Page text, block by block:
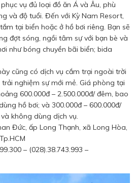
vụ đủ loại đồ ăn Á và Âu, phù
và độ tuổi. Đến với Kỳ Nam Resort,
tại biển hoặc ở hồ bơi riêng. Bạn sẽ
đợt sóng, ngồi tâm sự với bạn bè và
như bóng chuyền bãi biển; bida
cũng có dịch vụ cắm trại ngoài trời
nghiệm sự mới mẻ. Giá phòng tại
600.000đ – 2.500.000đ/ đêm, bao
hồ bơi; và 300.000đ – 600.000đ/
không dùng dịch vụ.
Đức, ấp Long Thạnh, xã Long Hòa,
– (028).38.743.993 –